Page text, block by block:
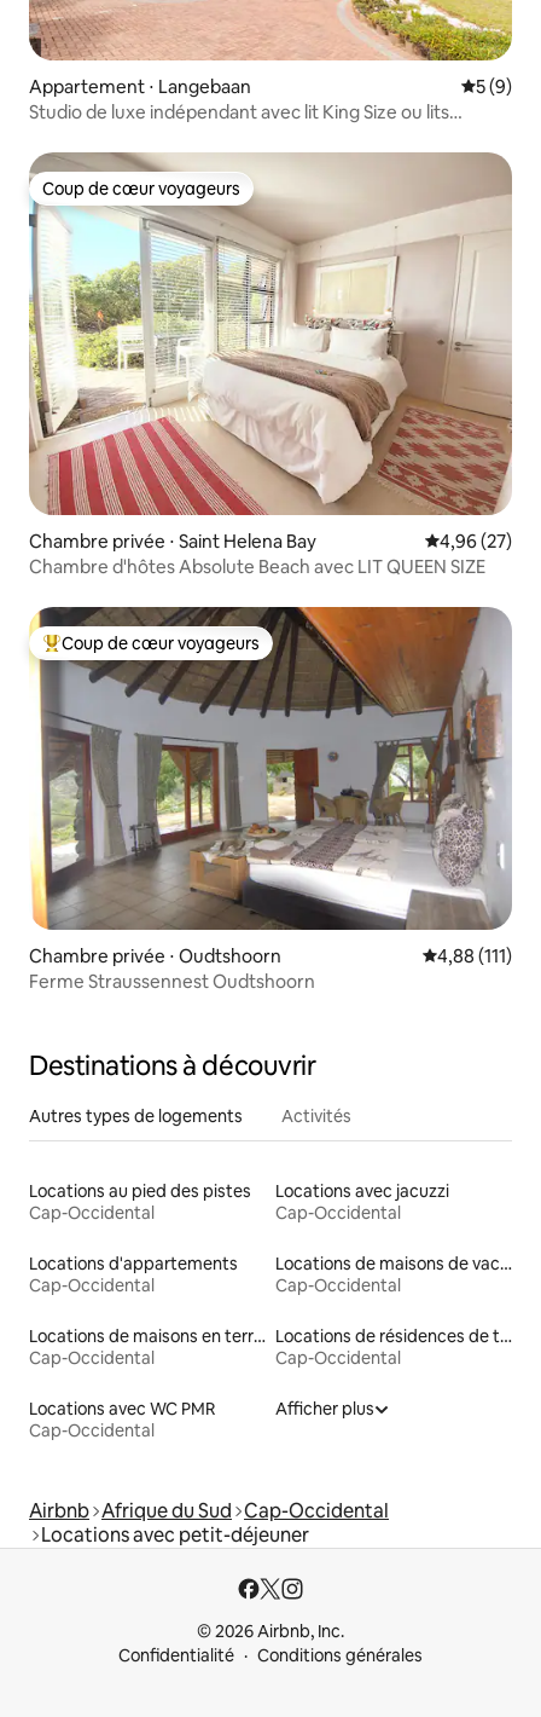
Appartement ⋅ Langebaan
5 (9)
Studio de luxe indépendant avec lit King Size ou lits
Coup de cœur voyageurs
Coup de cœur voyageurs
Chambre privée ⋅ Saint Helena Bay Évaluation
4,96 (27)
Chambre d'hôtes Absolute Beach avec LIT QUEEN SIZE
Coups de cœur voyageurs les plus appréciés
Coup de cœur voyageurs
Chambre privée ⋅ Oudtshoorn Évaluation
4,88 (111)
Ferme Straussennest Oudtshoorn
Destinations à découvrir
Autres types de logements Activités
Locations au pied des pistes
Cap-Occidental
Locations avec jacuzzi
Cap-Occidental
Locations d'appartements
Cap-Occidental
Locations de maisons de vacances
Cap-Occidental
Locations de maisons en terre
Cap-Occidental
Locations de résidences de tourisme
Cap-Occidental
Locations avec WC PMR
Cap-Occidental
Afficher plus
Airbnb Afrique du Sud Cap-Occidental
Locations avec petit-déjeuner
© 2026 Airbnb, Inc.
Confidentialité
Conditions générales